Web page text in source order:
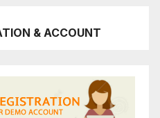
& ACCOUNT